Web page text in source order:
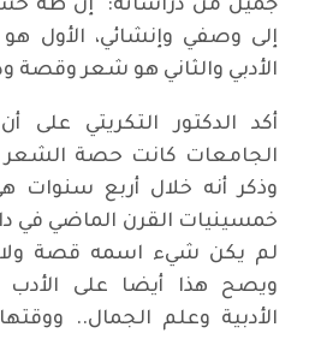
جميل من دراساته: "إن طه
إلى وصفي وإنشائي، الأول هو
الأدبي والثاني هو شعر وقصة
أكد الدكتور التكريتي على
الجامعات كانت حصة الشعر
وذكر أنه خلال أربع سنوات
خمسينيات القرن الماضي في
لم يكن شيء اسمه قصة
ويصح هذا أيضا على الأدب
الأدبية وعلم الجمال..